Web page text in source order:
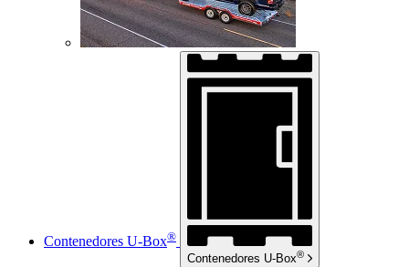
Contenedores U-Box®
Contenedores U-Box®